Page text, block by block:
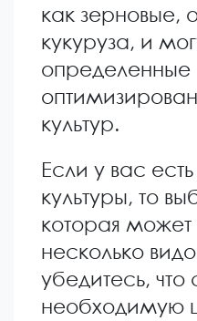
как зерновые,
кукуруза, и
культур.
Если у вас
культуры, то
которая
несколько
убедитесь,
необходимую